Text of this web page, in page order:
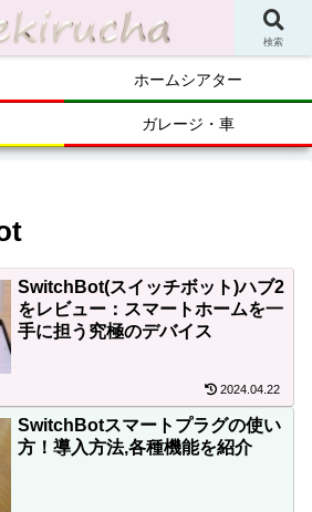
ホームシアター
ガレージ・車
SwitchBot(スイッチボット)ハブ2
をレビュー：スマートホームを一
手に担う究極のデバイス
2024.04.22
SwitchBotスマートプラグの使い
方！導入方法,各種機能を紹介
検索